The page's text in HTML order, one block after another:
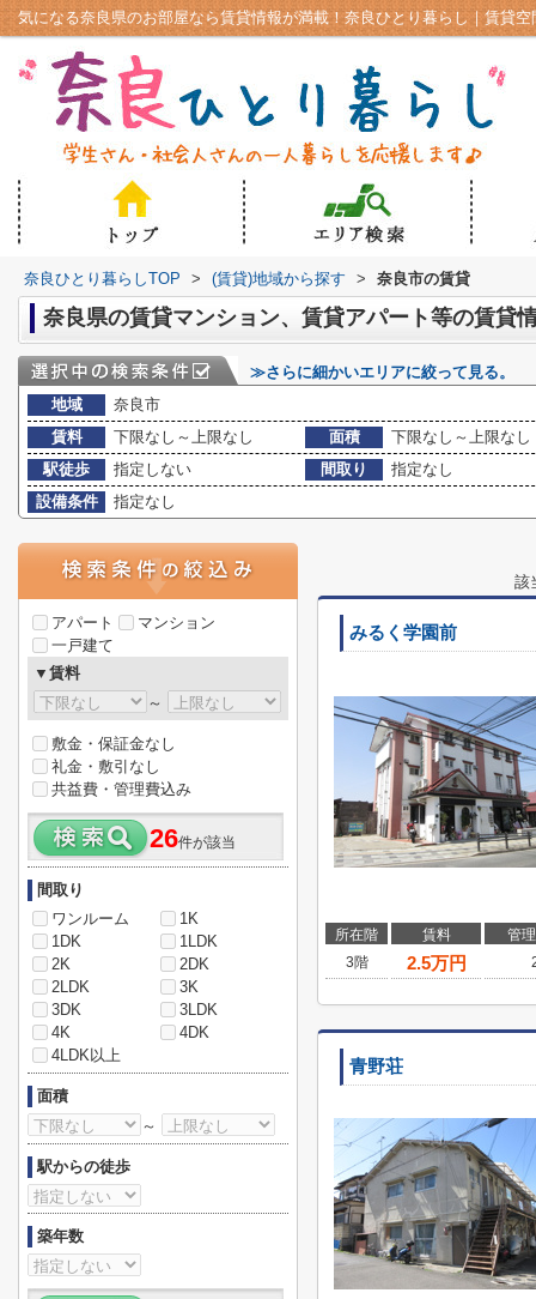
奈良ひとり暮らしTOP > (賃貸)地域から探す > 奈良市の賃貸
奈良県の賃貸マンション、賃貸アパート等の賃貸
≫さらに細かいエリアに絞って見る。
地域
奈良市
賃料
下限なし～上限なし 面積
下限なし～上限なし
駅徒歩
指定しない 間取り
指定なし
設備条件
指定なし
該
みるく学園前
所在階 賃料
管
3階
2.5万円
青野荘
アパート
マンション
一戸建て
▼賃料
～
敷金・保証金なし
礼金・敷引なし
共益費・管理費込み
26件が該当
間取り
ワンルーム
1K
1DK
1LDK
2K
2DK
2LDK
3K
3DK
3LDK
4K
4DK
4LDK以上
面積
～
駅からの徒歩
築年数